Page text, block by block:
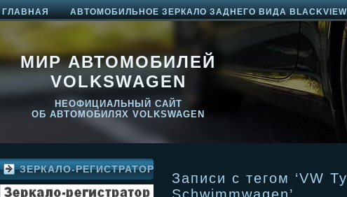
ГЛАВНАЯ АВТОМОБИЛЬНОЕ ЗЕРКАЛО ЗАДНЕГО ВИДА
МИР АВТОМОБИЛЕЙ
VOLKSWAGEN
НЕОФИЦИАЛЬНЫЙ САЙТ
ОБ АВТОМОБИЛЯХ VOLKSWAGEN
ЗЕРКАЛО-РЕГИСТРАТОР
Записи с тегом ‘VW
Schwimmwagen’